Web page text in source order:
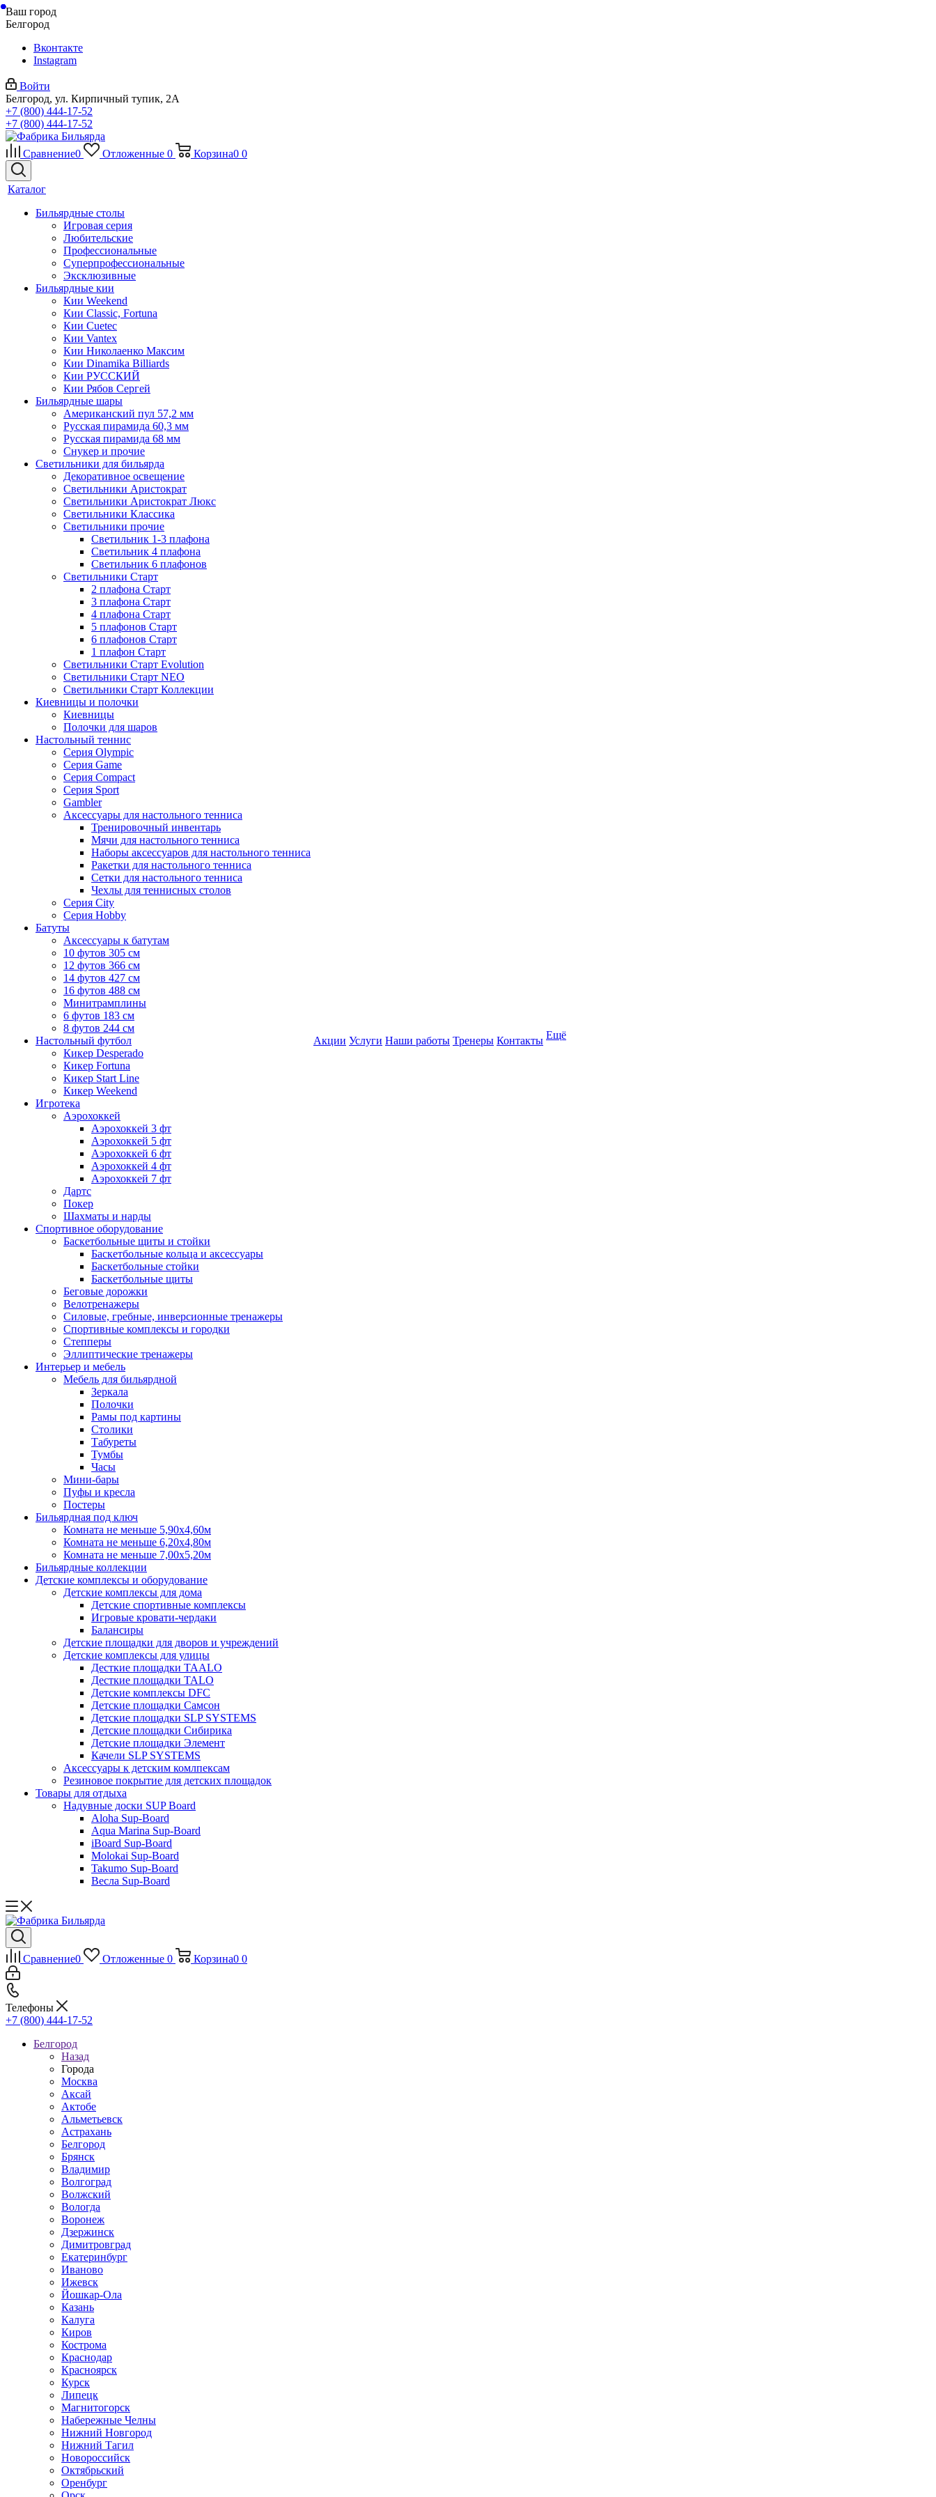
Ваш город
Белгород
Вконтакте
Instagram
Войти
Белгород, ул. Кирпичный тупик, 2А
+7 (800) 444-17-52
+7 (800) 444-17-52
Сравнение0 Отложенные 0 Корзина0 0
Каталог
Бильярдные столы
Игровая серия
Любительские
Профессиональные
Суперпрофессиональные
Эксклюзивные
Бильярдные кии
Кии Weekend
Кии Classic, Fortuna
Кии Cuetec
Кии Vantex
Кии Николаенко Максим
Кии Dinamika Billiards
Кии РУССКИЙ
Кии Рябов Сергей
Бильярдные шары
Американский пул 57,2 мм
Русская пирамида 60,3 мм
Русская пирамида 68 мм
Снукер и прочие
Светильники для бильярда
Декоративное освещение
Светильники Аристократ
Светильники Аристократ Люкс
Светильники Классика
Светильники прочие
Светильник 1-3 плафона
Светильник 4 плафона
Светильник 6 плафонов
Светильники Старт
2 плафона Старт
3 плафона Старт
4 плафона Старт
5 плафонов Старт
6 плафонов Старт
1 плафон Старт
Светильники Старт Evolution
Светильники Старт NEO
Светильники Старт Коллекции
Киевницы и полочки
Киевницы
Полочки для шаров
Настольный теннис
Серия Olympic
Серия Game
Серия Compact
Серия Sport
Gambler
Аксессуары для настольного тенниса
Тренировочный инвентарь
Мячи для настольного тенниса
Наборы аксессуаров для настольного тенниса
Ракетки для настольного тенниса
Сетки для настольного тенниса
Чехлы для теннисных столов
Серия City
Серия Hobby
Батуты
Аксессуары к батутам
10 футов 305 см
12 футов 366 см
14 футов 427 см
16 футов 488 см
Минитрамплины
6 футов 183 см
8 футов 244 см
Настольный футбол
Кикер Desperado
Кикер Fortuna
Кикер Start Line
Кикер Weekend
Игротека
Аэрохоккей
Аэрохоккей 3 фт
Аэрохоккей 5 фт
Аэрохоккей 6 фт
Аэрохоккей 4 фт
Аэрохоккей 7 фт
Дартс
Покер
Шахматы и нарды
Спортивное оборудование
Баскетбольные щиты и стойки
Баскетбольные кольца и аксессуары
Баскетбольные стойки
Баскетбольные щиты
Беговые дорожки
Велотренажеры
Силовые, гребные, инверсионные тренажеры
Спортивные комплексы и городки
Степперы
Эллиптические тренажеры
Интерьер и мебель
Мебель для бильярдной
Зеркала
Полочки
Рамы под картины
Столики
Табуреты
Тумбы
Часы
Мини-бары
Пуфы и кресла
Постеры
Бильярдная под ключ
Комната не меньше 5,90х4,60м
Комната не меньше 6,20х4,80м
Комната не меньше 7,00х5,20м
Бильярдные коллекции
Детские комплексы и оборудование
Детские комплексы для дома
Детские спортивные комплексы
Игровые кровати-чердаки
Балансиры
Детские площадки для дворов и учреждений
Детские комплексы для улицы
Десткие площадки TAALO
Десткие площадки TALO
Детские комплексы DFC
Детские площадки Самсон
Детские площадки SLP SYSTEMS
Детские площадки Сибирика
Детские площадки Элемент
Качели SLP SYSTEMS
Аксессуары к детским комлпексам
Резиновое покрытие для детских площадок
Товары для отдыха
Надувные доски SUP Board
Aloha Sup-Board
Aqua Marina Sup-Board
iBoard Sup-Board
Molokai Sup-Board
Takumo Sup-Board
Весла Sup-Board
Акции Услуги Наши работы Тренеры Контакты Ещё
Сравнение0 Отложенные 0 Корзина0 0
Телефоны
+7 (800) 444-17-52
Белгород
Назад
Города
Москва
Аксай
Актобе
Альметьевск
Астрахань
Белгород
Брянск
Владимир
Волгоград
Волжский
Вологда
Воронеж
Дзержинск
Димитровград
Екатеринбург
Иваново
Ижевск
Йошкар-Ола
Казань
Калуга
Киров
Кострома
Краснодар
Красноярск
Курск
Липецк
Магнитогорск
Набережные Челны
Нижний Новгород
Нижний Тагил
Новороссийск
Октябрьский
Оренбург